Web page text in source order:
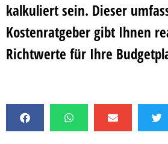
kalkuliert sein. Dieser
Kostenratgeber gibt Ihnen
Richtwerte für Ihre